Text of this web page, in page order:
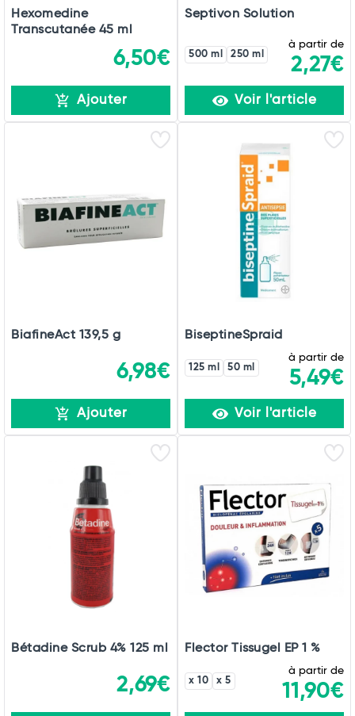
Hexomedine
Transcutanée 45 ml
6,50€
Ajouter
Septivon Solution
500 ml 250 ml
à partir de
2,27€
Voir l'article
BiafineAct 139,5 g
6,98€
Ajouter
BiseptineSpraid
125 ml 50 ml
à partir de
5,49€
Voir l'article
Bétadine Scrub 4% 125 ml
2,69€
Flector Tissugel EP 1 %
x 10 x 5
à partir de
11,90€